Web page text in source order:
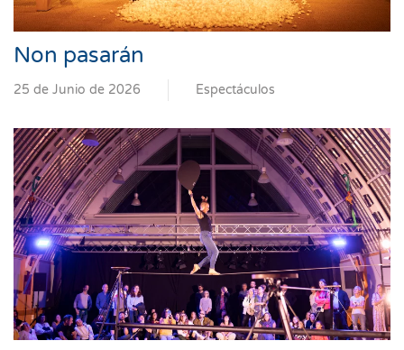
Non pasarán
25 de Junio de 2026 Espectáculos